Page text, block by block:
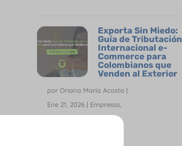
Exporta Sin Miedo:
Guía de Tributación
Internacional e-
Commerce para
Colombianos que
Venden al Exterior
por Oriana María Acosta |
Ene 21, 2026| Empresas,
Facturación Electrónica,